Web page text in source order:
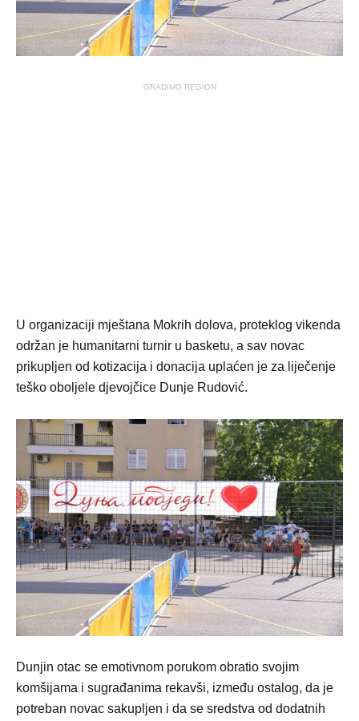
GRADIMO REGION
U organizaciji mještana Mokrih dolova, proteklog vikenda
održan je humanitarni turnir u basketu, a sav novac
prikupljen od kotizacija i donacija uplaćen je za liječenje
teško oboljele djevojčice Dunje Rudović.
Dunjin otac se emotivnom porukom obratio svojim
komšijama i sugrađanima rekavši, između ostalog, da je
potreban novac sakupljen i da se sredstva od dodatnih